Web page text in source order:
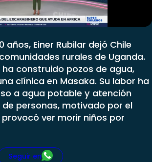
años, Einer Rubilar dejó Chile
rurales de Uganda.
ha construido pozos de agua,
clínica en Masaka. Su labor ha
a agua potable y atención
personas, motivado por el
ver morir niños por
Seguir en